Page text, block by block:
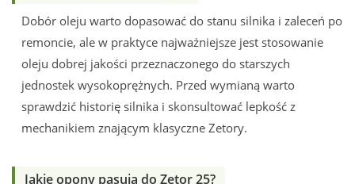
Dobór oleju warto dopasować do stanu silnika i zaleceń po
remoncie, ale w praktyce najważniejsze jest stosowanie
oleju dobrej jakości przeznaczonego do starszych
jednostek wysokoprężnych. Przed wymianą warto
sprawdzić historię silnika i skonsultować lepkość z
mechanikiem znającym klasyczne Zetory.
Jakie opony pasują do Zetor 25?